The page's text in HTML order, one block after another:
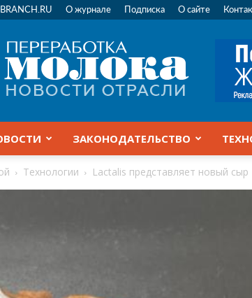
О журнале Подписка О сайте
Переработка
молока
|
Новости
ЗАКОНОДАТЕЛЬСТВО
Технологии Lactalis представляет новый